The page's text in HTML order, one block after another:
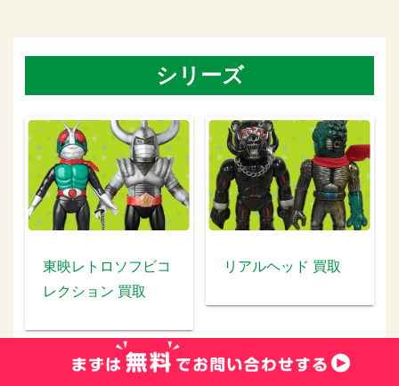
シリーズ
東映レトロソフビコ
レクション 買取
リアルヘッド 買取